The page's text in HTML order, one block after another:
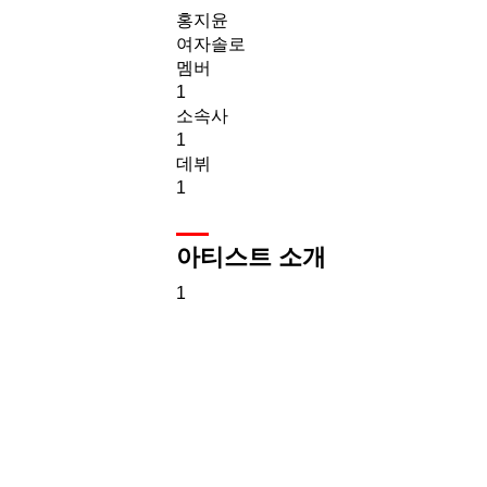
홍지윤
여자솔로
멤버
1
소속사
1
데뷔
1
아티스트 소개
1